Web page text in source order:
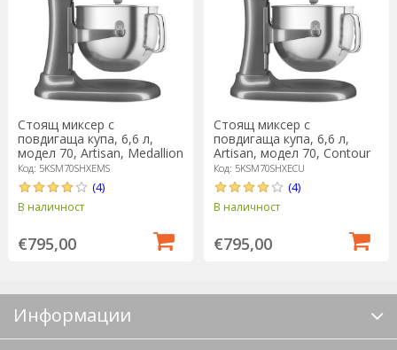
Стоящ миксер с
повдигаща купа, 6,6 л,
модел 70, Artisan, Medallion
Silver - KitchenAid
Код: 5KSM70SHXEMS
(4)
В наличност
€795,00
Стоящ миксер с
повдигаща купа, 6,6 л,
Artisan, модел 70, Contour
Silver - KitchenAid
Код: 5KSM70SHXECU
(4)
В наличност
€795,00
Информации